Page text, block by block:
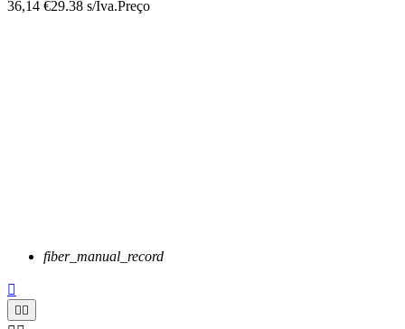
36,14 €29.38 s/Iva.Preço
fiber_manual_record

 